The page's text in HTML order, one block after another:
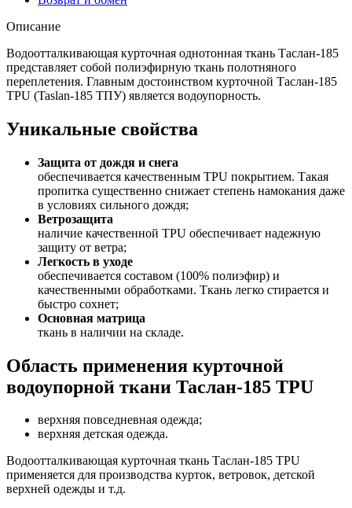
Описание
Водоотталкивающая курточная однотонная ткань Таслан-185
представляет собой полиэфирную ткань полотняного
переплетения. Главным достоинством курточной Таслан-185
TPU (Taslan-185 ТПУ) является водоупорность.
Уникальные свойства
Защита от дождя и снега
обеспечивается качественным TPU покрытием. Такая
пропитка существенно снижает степень намокания даже
в условиях сильного дождя;
Ветрозащита
наличие качественной TPU обеспечивает надежную
защиту от ветра;
Легкость в уходе
обеспечивается составом (100% полиэфир) и
качественными обработками. Ткань легко стирается и
быстро сохнет;
Основная матрица
ткань в наличии на складе.
Область применения курточной
водоупорной ткани Таслан-185 TPU
верхняя повседневная одежда;
верхняя детская одежда.
Водоотталкивающая курточная ткань Таслан-185 TPU
применяется для производства курток, ветровок, детской
верхней одежды и т.д.